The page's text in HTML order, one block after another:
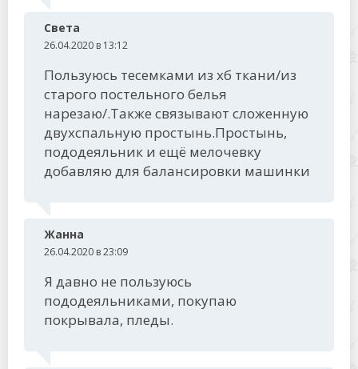
Света
26.04.2020 в 13:12
Пользуюсь тесемками из хб ткани/из
старого постельного белья
нарезаю/.Также связывают сложенную
двухспальную простынь.Простынь,
пододеяльник и ещё мелочевку
добавляю для балансировки машинки
Жанна
26.04.2020 в 23:09
Я давно не пользуюсь
пододеяльниками, покупаю
покрывала, пледы.